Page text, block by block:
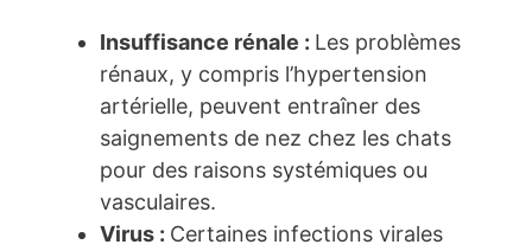
Insuffisance rénale : Les problèmes
rénaux, y compris l’hypertension
artérielle, peuvent entraîner des
saignements de nez chez les chats
pour des raisons systémiques ou
vasculaires.
Virus : Certaines infections virales